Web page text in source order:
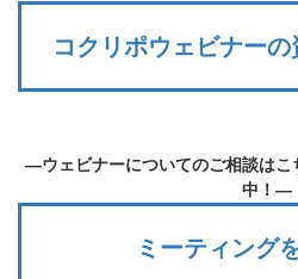
コクリポウェビナー
―ウェビナーについてのご相談は
中！―
ミーティング